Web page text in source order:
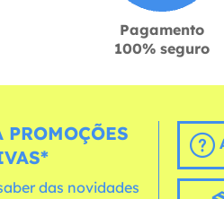
Pagamento
100% seguro
PROMOÇÕES
das novidades